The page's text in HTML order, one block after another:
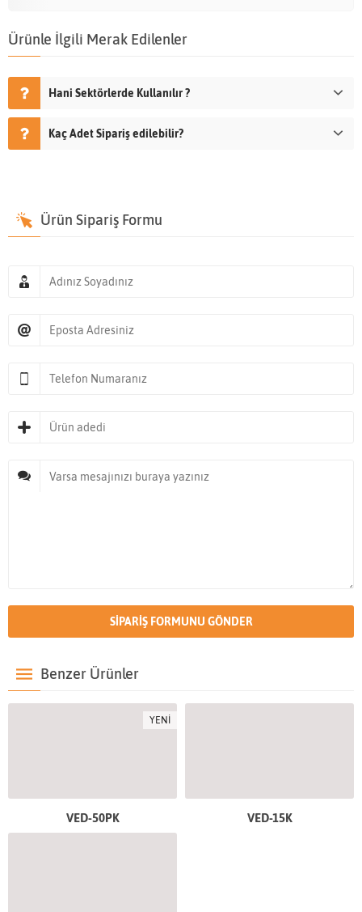
Ürünle İlgili Merak Edilenler
Hani Sektörlerde Kullanılır ?
Kaç Adet Sipariş edilebilir?
Ürün Sipariş Formu
Benzer Ürünler
YENİ
VED-50PK VED-15K